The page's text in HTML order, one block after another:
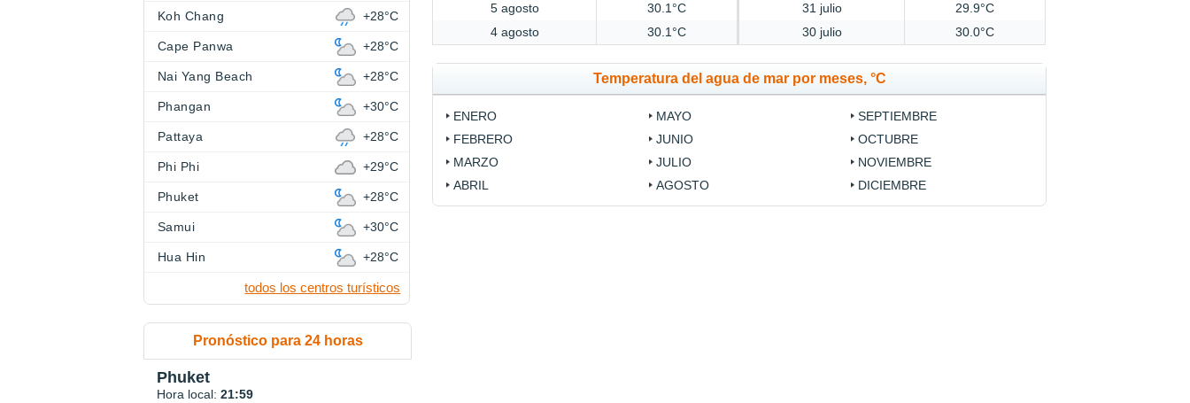
5 agosto
30.1°C 31 julio
29.9°C
4 agosto
30.1°C 30 julio 30.0°C
Temperatura del agua de mar por meses, °C
ENERO
FEBRERO
MARZO
ABRIL
MAYO
JUNIO
JULIO
AGOSTO
SEPTIEMBRE
OCTUBRE
NOVIEMBRE
DICIEMBRE
Koh Chang +28°C
Cape Panwa +28°C
Nai Yang Beach +28°C
Phangan +30°C
Pattaya +28°C
Phi Phi +29°C
Phuket +28°C
Samui +30°C
Hua Hin +28°C
todos los centros turísticos
Pronóstico para 24 horas
Phuket
Hora local: 21:59